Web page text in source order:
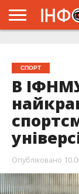
СПОРТ
В
Опубліковано